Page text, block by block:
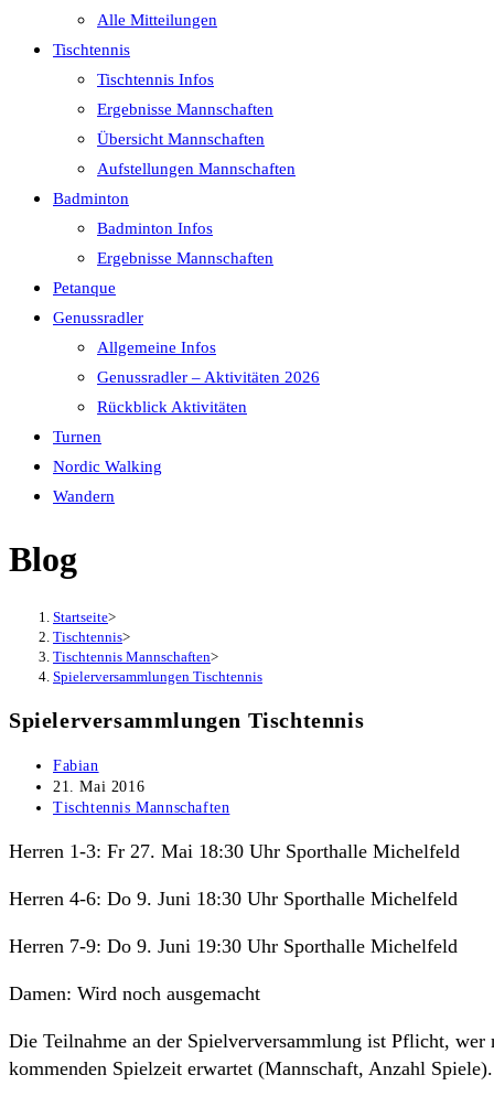
Alle Mitteilungen
Tischtennis
Tischtennis Infos
Ergebnisse Mannschaften
Übersicht Mannschaften
Aufstellungen Mannschaften
Badminton
Badminton Infos
Ergebnisse Mannschaften
Petanque
Genussradler
Allgemeine Infos
Genussradler – Aktivitäten 2026
Rückblick Aktivitäten
Turnen
Nordic Walking
Wandern
Blog
Startseite>
Tischtennis>
Tischtennis Mannschaften>
Spielerversammlungen Tischtennis
Spielerversammlungen Tischtennis
Beitrags-
Autor:
Fabian
Beitrag
veröffentlicht:
21. Mai 2016
Beitrags-
Tischtennis Mannschaften
Herren 1-3: Fr 27. Mai 18:30 Uhr Sporthalle Michelfeld
Herren 4-6: Do 9. Juni 18:30 Uhr Sporthalle Michelfeld
Herren 7-9: Do 9. Juni 19:30 Uhr Sporthalle Michelfeld
Damen: Wird noch ausgemacht
Die Teilnahme an der Spielverversammlung ist Pflicht,
kommenden Spielzeit erwartet (Mannschaft, Anzahl Spiele).